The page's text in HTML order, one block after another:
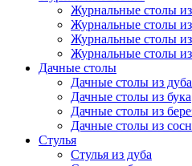
Журнальные столы
Журнальные столы из
Журнальные столы
Журнальные столы
Дачные столы
Дачные столы из дуба
Дачные столы из бука
Дачные столы из
Дачные столы из
Стулья
Стулья из дуба